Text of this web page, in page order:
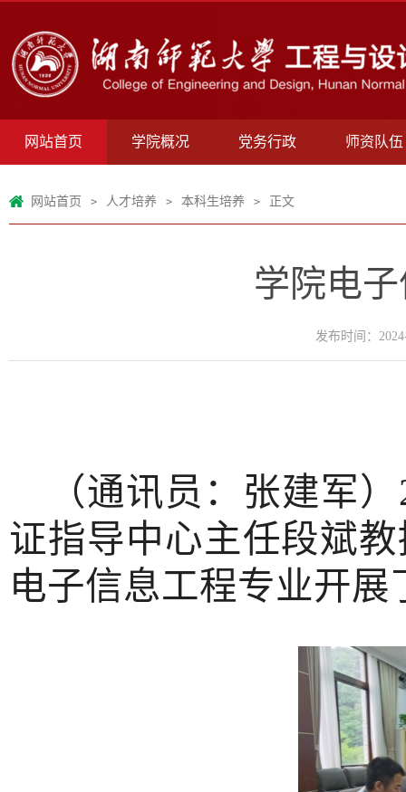
网站首页 学院概况 党务行政 师资队伍
网站首页 > 人才培养 > 本科生培养 > 正文
学院电
发布时间：
（通讯员：张建军）
证指导中心主任段斌
电子信息工程专业开展